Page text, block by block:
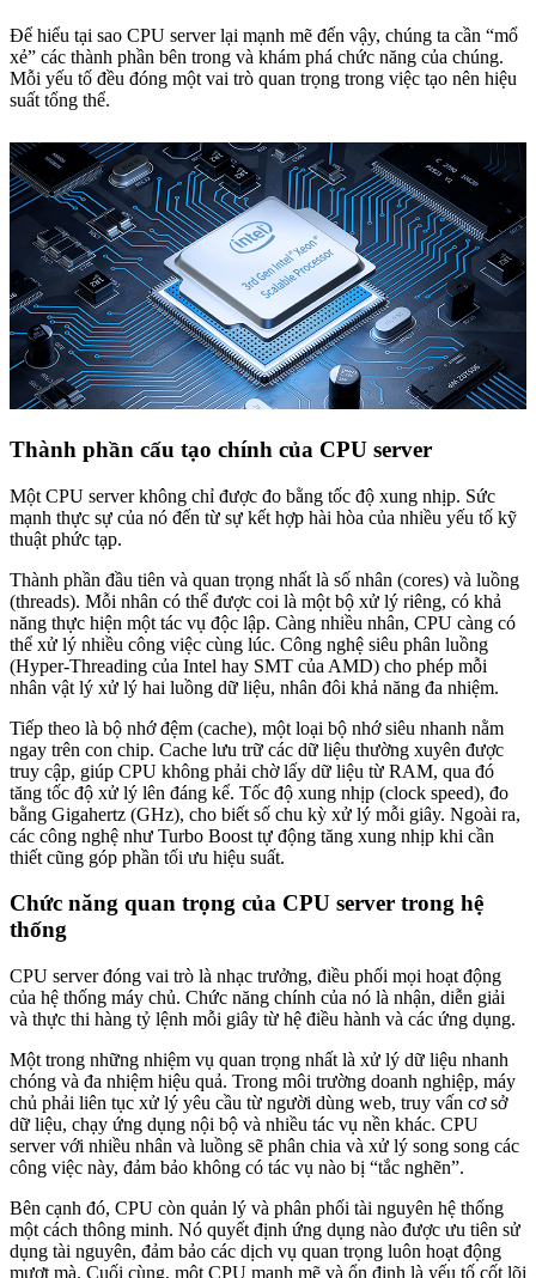
Để hiểu tại sao CPU server lại mạnh mẽ đến vậy, chúng ta cần “mổ
xẻ” các thành phần bên trong và khám phá chức năng của chúng.
Mỗi yếu tố đều đóng một vai trò quan trọng trong việc tạo nên hiệu
suất tổng thể.
Thành phần cấu tạo chính của CPU server
Một CPU server không chỉ được đo bằng tốc độ xung nhịp. Sức
mạnh thực sự của nó đến từ sự kết hợp hài hòa của nhiều yếu tố kỹ
thuật phức tạp.
Thành phần đầu tiên và quan trọng nhất là số nhân (cores) và luồng
(threads). Mỗi nhân có thể được coi là một bộ xử lý riêng, có khả
năng thực hiện một tác vụ độc lập. Càng nhiều nhân, CPU càng có
thể xử lý nhiều công việc cùng lúc. Công nghệ siêu phân luồng
(Hyper-Threading của Intel hay SMT của AMD) cho phép mỗi
nhân vật lý xử lý hai luồng dữ liệu, nhân đôi khả năng đa nhiệm.
Tiếp theo là bộ nhớ đệm (cache), một loại bộ nhớ siêu nhanh nằm
ngay trên con chip. Cache lưu trữ các dữ liệu thường xuyên được
truy cập, giúp CPU không phải chờ lấy dữ liệu từ RAM, qua đó
tăng tốc độ xử lý lên đáng kể. Tốc độ xung nhịp (clock speed), đo
bằng Gigahertz (GHz), cho biết số chu kỳ xử lý mỗi giây. Ngoài ra,
các công nghệ như Turbo Boost tự động tăng xung nhịp khi cần
thiết cũng góp phần tối ưu hiệu suất.
Chức năng quan trọng của CPU server trong hệ
thống
CPU server đóng vai trò là nhạc trưởng, điều phối mọi hoạt động
của hệ thống máy chủ. Chức năng chính của nó là nhận, diễn giải
và thực thi hàng tỷ lệnh mỗi giây từ hệ điều hành và các ứng dụng.
Một trong những nhiệm vụ quan trọng nhất là xử lý dữ liệu nhanh
chóng và đa nhiệm hiệu quả. Trong môi trường doanh nghiệp, máy
chủ phải liên tục xử lý yêu cầu từ người dùng web, truy vấn cơ sở
dữ liệu, chạy ứng dụng nội bộ và nhiều tác vụ nền khác. CPU
server với nhiều nhân và luồng sẽ phân chia và xử lý song song các
công việc này, đảm bảo không có tác vụ nào bị “tắc nghẽn”.
Bên cạnh đó, CPU còn quản lý và phân phối tài nguyên hệ thống
một cách thông minh. Nó quyết định ứng dụng nào được ưu tiên sử
dụng tài nguyên, đảm bảo các dịch vụ quan trọng luôn hoạt động
mượt mà. Cuối cùng, một CPU mạnh mẽ và ổn định là yếu tố cốt lõi